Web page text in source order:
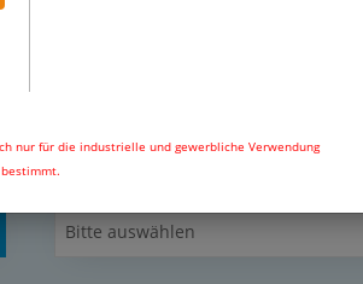
nur für die industrielle und gewerbliche Verwendung
bestimmt.
Bitte auswählen